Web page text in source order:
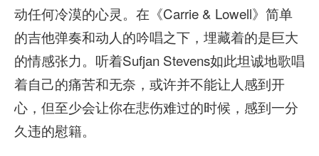
动任何冷漠的心灵。在《Carrie & Lowell》简单
的吉他弹奏和动人的吟唱之下，埋藏着的是巨大
的情感张力。听着Sufjan Stevens如此坦诚地歌唱
着自己的痛苦和无奈，或许并不能让人感到开
心，但至少会让你在悲伤难过的时候，感到一分
久违的慰籍。